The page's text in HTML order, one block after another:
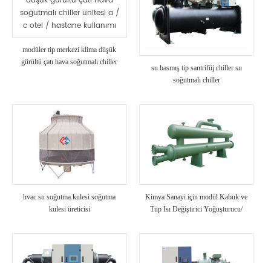
modüler tip merkezi klima düşük
gürültü çatı hava soğutmalı chiller
su basmış tip santrifüj chiller su
soğutmalı chiller
hvac su soğutma kulesi soğutma
kulesi üreticisi
Kimya Sanayi için modül Kabuk ve
Tüp Isı Değiştirici Yoğuşturucu/
Anti-Korozyon Soğutma Ünitesi
Kullanın